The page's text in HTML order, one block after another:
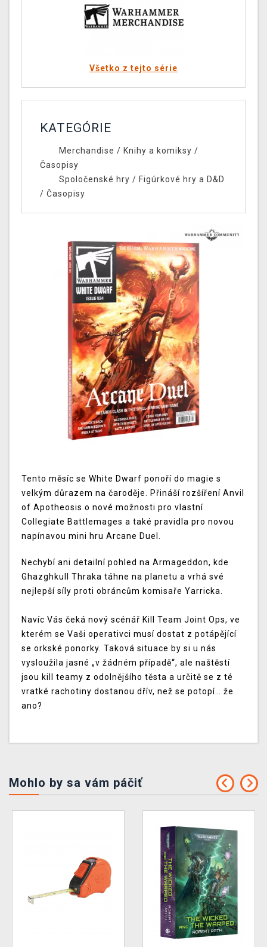
Všetko z tejto série
KATEGÓRIE
Merchandise / Knihy a komiksy /
Časopisy
Spoločenské hry / Figúrkové hry a D&D
/ Časopisy
Tento měsíc se White Dwarf ponoří do magie s
velkým důrazem na čaroděje. Přináší rozšíření Anvil
of Apotheosis o nové možnosti pro vlastní
Collegiate Battlemages a také pravidla pro novou
napínavou mini hru Arcane Duel.
Nechybí ani detailní pohled na Armageddon, kde
Ghazghkull Thraka táhne na planetu a vrhá své
nejlepší síly proti obráncům komisaře Yarricka.
Navíc Vás čeká nový scénář Kill Team Joint Ops, ve
kterém se Vaši operativci musí dostat z potápějící
se orkské ponorky. Taková situace by si u nás
vysloužila jasné „v žádném případě“, ale naštěstí
jsou kill teamy z odolnějšího těsta a určitě se z té
vratké rachotiny dostanou dřív, než se potopí… že
ano?
Mohlo by sa vám páčiť